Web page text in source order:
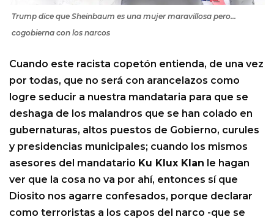
Trump dice que Sheinbaum es una mujer maravillosa pero…
cogobierna con los narcos
Cuando este racista copetón entienda, de una vez
por todas, que no será con arancelazos como
logre seducir a nuestra mandataria para que se
deshaga de los malandros que se han colado en
gubernaturas, altos puestos de Gobierno, curules
y presidencias municipales; cuando los mismos
asesores del mandatario Ku Klux Klan le hagan
ver que la cosa no va por ahí, entonces sí que
Diosito nos agarre confesados, porque declarar
como terroristas a los capos del narco -que se